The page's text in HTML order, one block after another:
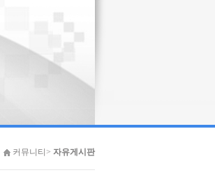
커뮤니티> 자유게시판